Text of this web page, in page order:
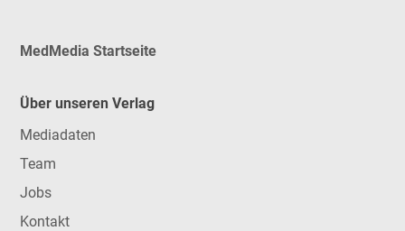
MedMedia Startseite
Über unseren Verlag
Mediadaten
Team
Jobs
Kontakt